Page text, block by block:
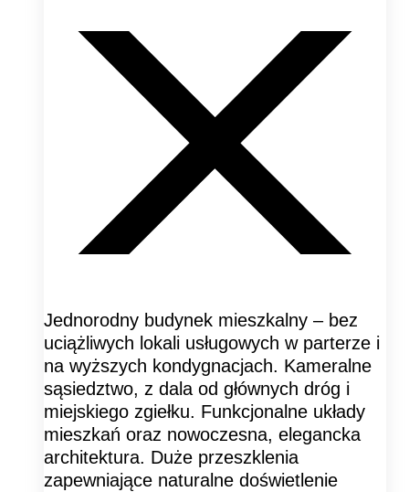
Jednorodny budynek mieszkalny – bez
uciążliwych lokali usługowych w parterze i
na wyższych kondygnacjach. Kameralne
sąsiedztwo, z dala od głównych dróg i
miejskiego zgiełku. Funkcjonalne układy
mieszkań oraz nowoczesna, elegancka
architektura. Duże przeszklenia
zapewniające naturalne doświetlenie